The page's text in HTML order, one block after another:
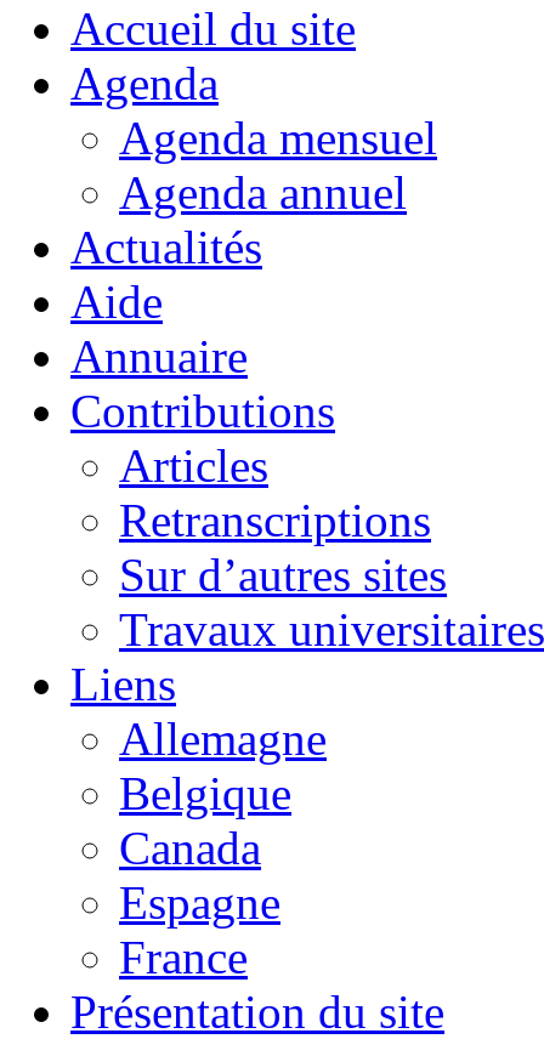
Accueil du site
Agenda
Agenda mensuel
Agenda annuel
Actualités
Aide
Annuaire
Contributions
Articles
Retranscriptions
Sur d’autres sites
Travaux universitaires
Liens
Allemagne
Belgique
Canada
Espagne
France
Présentation du site